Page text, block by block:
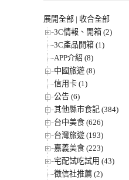
展開全部 | 收合全部
3C情報、開箱 (2)
3C產品開箱 (1)
APP介紹 (8)
中國旅遊 (8)
信用卡 (1)
公告 (6)
其他縣市食記 (384)
台中美食 (626)
台灣旅遊 (193)
嘉義美食 (223)
宅配試吃試用 (43)
徵信社推薦 (2)